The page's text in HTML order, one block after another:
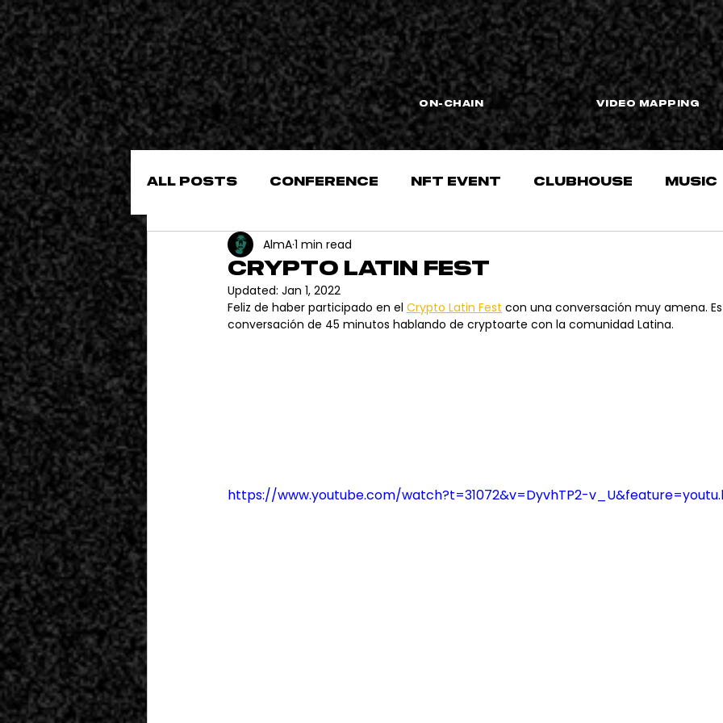
On-Chain VIDEO MAPPING
All Posts conference nft event Clubhouse Music
Crypto Latin Fest
AlmA1 min read
Updated: Jan 1, 2022
Feliz de haber participado en el Crypto Latin Fest con una conversación muy amena.
conversación de 45 minutos hablando de cryptoarte con la comunidad Latina.
https://www.youtube.com/watch?t=31072&v=DyvhTP2-